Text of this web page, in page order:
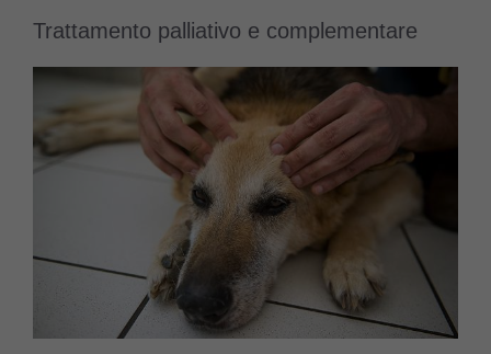
Trattamento palliativo e complementare